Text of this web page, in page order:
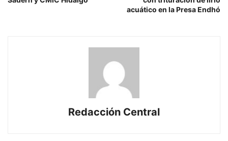
acuático en la Presa Endhó
Redacción Central